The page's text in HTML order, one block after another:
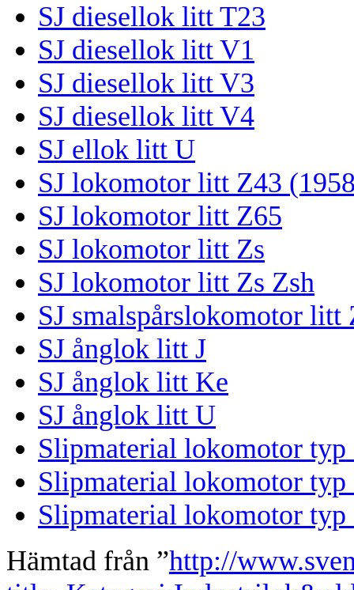
SJ diesellok litt T23
SJ diesellok litt V1
SJ diesellok litt V3
SJ diesellok litt V4
SJ ellok litt U
SJ lokomotor litt Z43
SJ lokomotor litt Z65
SJ lokomotor litt Zs
SJ lokomotor litt Zs Zsh
SJ smalspårslokomotor litt
SJ ånglok litt J
SJ ånglok litt Ke
SJ ånglok litt U
Slipmaterial lokomotor typ
Slipmaterial lokomotor typ
Slipmaterial lokomotor typ
Hämtad från ”http://